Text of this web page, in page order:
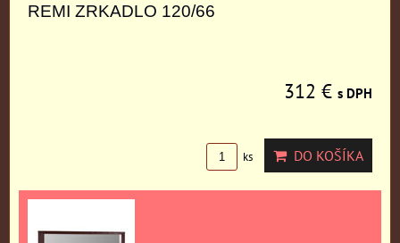
REMI ZRKADLO 120/66
312 € s DPH
ks DO KOŠÍKA